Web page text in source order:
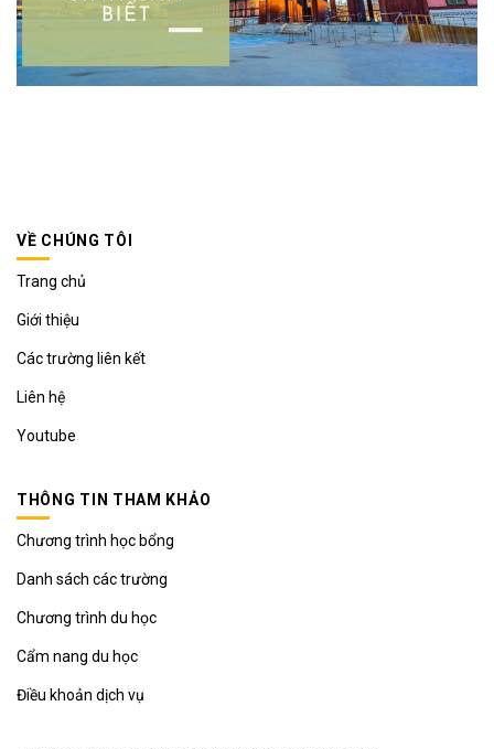
VỀ CHÚNG TÔI
Trang chủ
Giới thiệu
Các trường liên kết
Liên hệ
Youtube
THÔNG TIN THAM KHẢO
Chương trình học bổng
Danh sách các trường
Chương trình du học
Cẩm nang du học
Điều khoản dịch vụ